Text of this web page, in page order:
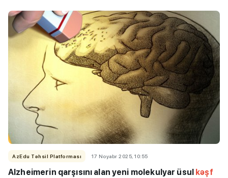
AzEdu Təhsil Platforması 17 Noyabr 2025, 10:55
Alzheimerin qarşısını alan yeni molekulyar üsul kəşf